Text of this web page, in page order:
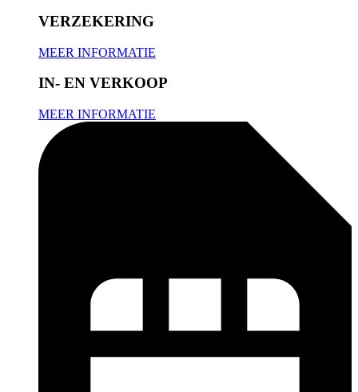
VERZEKERING
MEER INFORMATIE
IN- EN VERKOOP
MEER INFORMATIE